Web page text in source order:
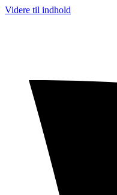
Videre til indhold